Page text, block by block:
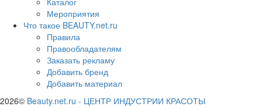
Мероприятия
Что такое BEAUTY.net.ru
Правила
Правообладателям
Заказать рекламу
Добавить бренд
Добавить материал
2026© Beauty.net.ru - ЦЕНТР ИНДУСТРИИ КРАСОТЫ